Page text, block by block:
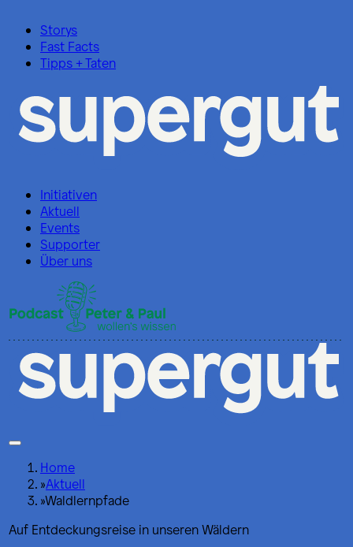
Storys
Fast Facts
Tipps + Taten
Initiativen
Aktuell
Events
Supporter
Über uns
Home
»Aktuell
»Waldlernpfade
Auf Entdeckungsreise in unseren Wäldern